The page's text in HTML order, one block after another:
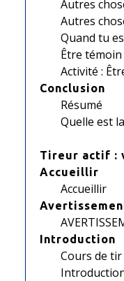
Autres
Autres
Quand tu
Être témoin
Activité :
Conclusion
Résumé
Quelle est
Tireur actif :
Accueillir
Accueillir
Introduction
Cours de